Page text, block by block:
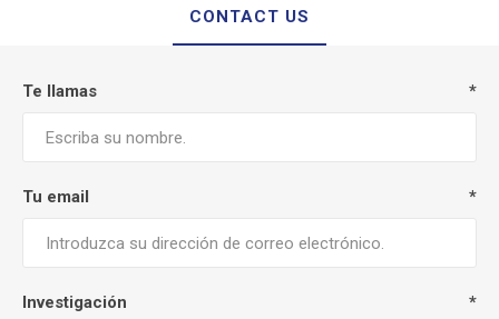
CONTACT US
Te llamas *
Tu email *
Investigación *